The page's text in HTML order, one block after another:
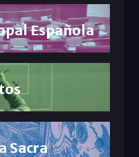
Española
Sacra